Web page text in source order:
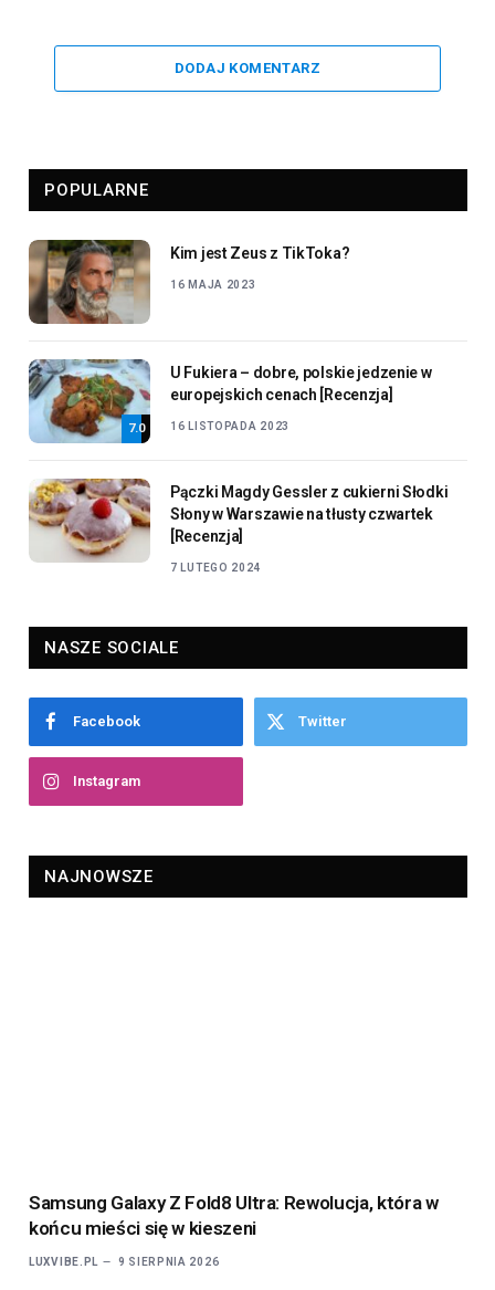
DODAJ KOMENTARZ
POPULARNE
Kim jest Zeus z TikToka?
16 MAJA 2023
7.0
U Fukiera – dobre, polskie jedzenie w
europejskich cenach [Recenzja]
16 LISTOPADA 2023
Pączki Magdy Gessler z cukierni Słodki
Słony w Warszawie na tłusty czwartek
[Recenzja]
7 LUTEGO 2024
NASZE SOCIALE
Facebook Twitter
Instagram
NAJNOWSZE
Samsung Galaxy Z Fold8 Ultra: Rewolucja, która w
końcu mieści się w kieszeni
LUXVIBE.PL 9 SIERPNIA 2026